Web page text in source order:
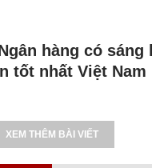
hàng có sáng
tốt nhất Việt Nam
XEM THÊM BÀI VIẾT